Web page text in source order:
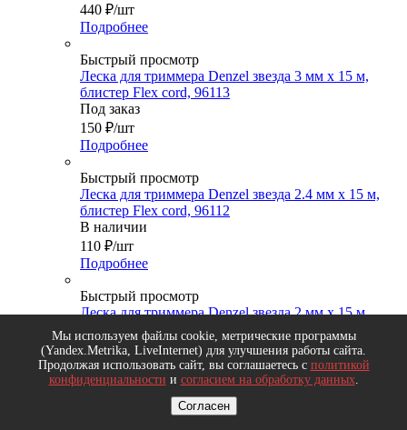
440 ₽/шт
Подробнее
Быстрый просмотр
Леска для триммера Denzel звезда 3 мм х 15 м,
блистер Flex cord, 96113
Под заказ
150 ₽/шт
Подробнее
Быстрый просмотр
Леска для триммера Denzel звезда 2.4 мм х 15 м,
блистер Flex cord, 96112
В наличии
110 ₽/шт
Подробнее
Быстрый просмотр
Леска для триммера Denzel звезда 2 мм х 15 м,
блистер Flex cord, 96111
Под заказ
90₽/шт
Подробнее
Быстрый просмотр
Мы используем файлы cookie, метрические программы
(Yandex.Metrika, LiveInternet) для улучшения работы сайта.
Продолжая использовать сайт, вы соглашаетесь с политикой
конфиденциальности и согласием на обработку данных.
Согласен